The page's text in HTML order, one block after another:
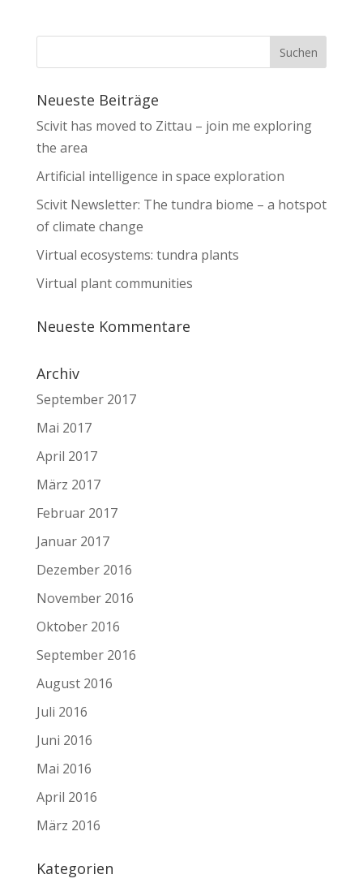
Neueste Beiträge
Scivit has moved to Zittau – join me exploring
the area
Artificial intelligence in space exploration
Scivit Newsletter: The tundra biome – a hotspot
of climate change
Virtual ecosystems: tundra plants
Virtual plant communities
Neueste Kommentare
Archiv
September 2017
Mai 2017
April 2017
März 2017
Februar 2017
Januar 2017
Dezember 2016
November 2016
Oktober 2016
September 2016
August 2016
Juli 2016
Juni 2016
Mai 2016
April 2016
März 2016
Kategorien